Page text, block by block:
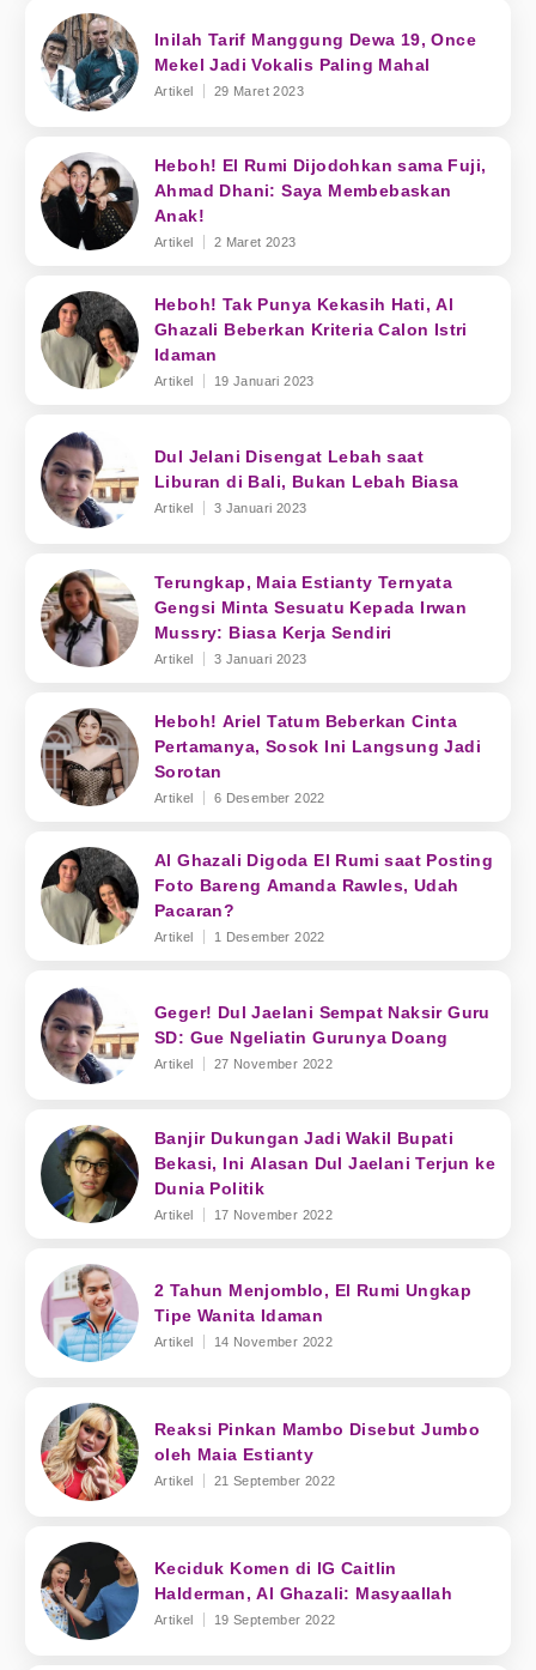
Inilah Tarif Manggung Dewa 19, Once
Mekel Jadi Vokalis Paling Mahal
Artikel 29 Maret 2023
Heboh! El Rumi Dijodohkan sama Fuji,
Ahmad Dhani: Saya Membebaskan
Anak!
Artikel 2 Maret 2023
Heboh! Tak Punya Kekasih Hati, Al
Ghazali Beberkan Kriteria Calon Istri
Idaman
Artikel 19 Januari 2023
Dul Jelani Disengat Lebah saat
Liburan di Bali, Bukan Lebah Biasa
Artikel 3 Januari 2023
Terungkap, Maia Estianty Ternyata
Gengsi Minta Sesuatu Kepada Irwan
Mussry: Biasa Kerja Sendiri
Artikel 3 Januari 2023
Heboh! Ariel Tatum Beberkan Cinta
Pertamanya, Sosok Ini Langsung Jadi
Sorotan
Artikel 6 Desember 2022
Al Ghazali Digoda El Rumi saat Posting
Foto Bareng Amanda Rawles, Udah
Pacaran?
Artikel 1 Desember 2022
Geger! Dul Jaelani Sempat Naksir Guru
SD: Gue Ngeliatin Gurunya Doang
Artikel 27 November 2022
Banjir Dukungan Jadi Wakil Bupati
Bekasi, Ini Alasan Dul Jaelani Terjun ke
Dunia Politik
Artikel 17 November 2022
2 Tahun Menjomblo, El Rumi Ungkap
Tipe Wanita Idaman
Artikel 14 November 2022
Reaksi Pinkan Mambo Disebut Jumbo
oleh Maia Estianty
Artikel 21 September 2022
Keciduk Komen di IG Caitlin
Halderman, Al Ghazali: Masyaallah
Artikel 19 September 2022